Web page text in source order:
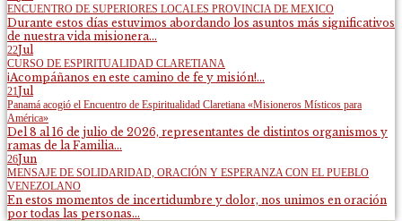
ENCUENTRO DE SUPERIORES LOCALES PROVINCIA DE MEXICO
Durante estos días estuvimos abordando los asuntos más significativos
de nuestra vida misionera...
22Jul
CURSO DE ESPIRITUALIDAD CLARETIANA
¡Acompáñanos en este camino de fe y misión!...
21Jul
Panamá acogió el Encuentro de Espiritualidad Claretiana «Misioneros Místicos para
América»
Del 8 al 16 de julio de 2026, representantes de distintos organismos y
ramas de la Familia...
26Jun
MENSAJE DE SOLIDARIDAD, ORACIÓN Y ESPERANZA CON EL PUEBLO
VENEZOLANO
En estos momentos de incertidumbre y dolor, nos unimos en oración
por todas las personas...